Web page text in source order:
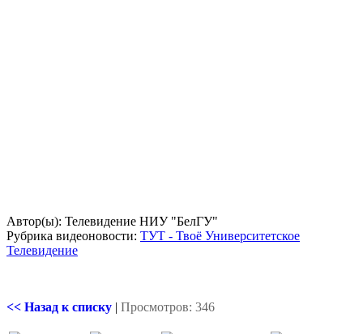
Автор(ы): Телевидение НИУ "БелГУ"
Рубрика видеоновости: ТУТ - Твоё Университетское
Телевидение
<< Назад к списку | Просмотров: 346